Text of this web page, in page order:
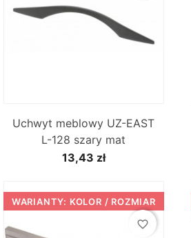
Uchwyt meblowy UZ-EAST
L-128 szary mat
13,43 zł
WARIANTY: KOLOR / ROZMIAR
favorite_border